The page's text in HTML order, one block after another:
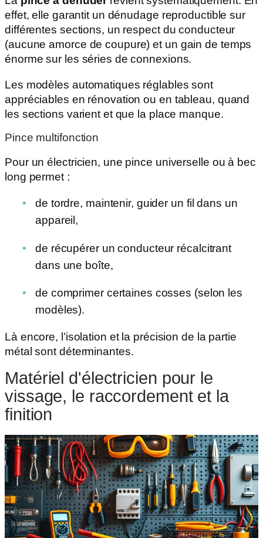
effet, elle garantit un dénudage reproductible sur
différentes sections, un respect du conducteur
(aucune amorce de coupure) et un gain de temps
énorme sur les séries de connexions.
Les modèles automatiques réglables sont
appréciables en rénovation ou en tableau, quand
les sections varient et que la place manque.
Pince multifonction
Pour un électricien, une pince universelle ou à bec
long permet :
de tordre, maintenir, guider un fil dans un
appareil,
de récupérer un conducteur récalcitrant
dans une boîte,
de comprimer certaines cosses (selon les
modèles).
Là encore, l’isolation et la précision de la partie
métal sont déterminantes.
Matériel d'électricien pour le
vissage, le raccordement et la
finition